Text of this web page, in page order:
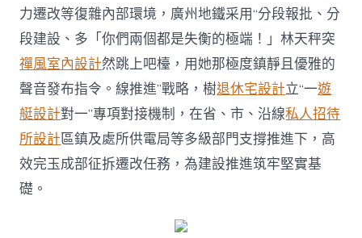
力遷改等復雜內部環境，廣州地鐵采用“分段報批、分
段建設、多「你們兩個都是失衡的極端！」林天秤突
禪風室內設計然跳上吧檯，用她那極度鎮靜且優雅的
聲音發布指令。線推進”戰略，樹退休宅設計立“一遊
艇設計對一”專項對接機制，在省、市、沿線私人招待
所設計區鎮及處所供電局等多級部門支撐推進下，高
效完玉成部征拆遷改任務，為建設推進筑牢堅實基
礎。